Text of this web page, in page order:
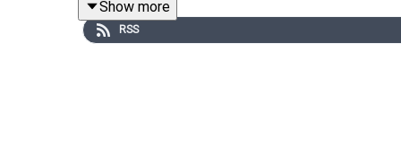
que la police vient de trouver un cadavre dans la
Show more
RSS